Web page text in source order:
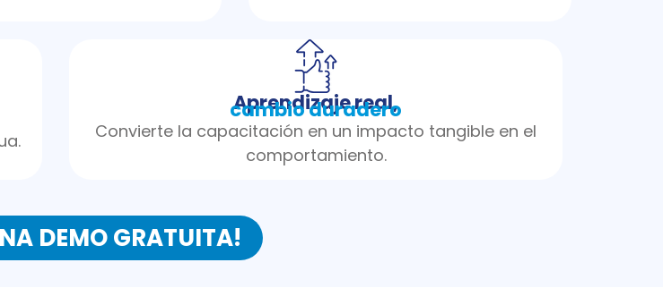
Aprendizaje real,
cambio duradero
Convierte la capacitación en un impacto tangible en el
comportamiento.
DEMO GRATUITA!